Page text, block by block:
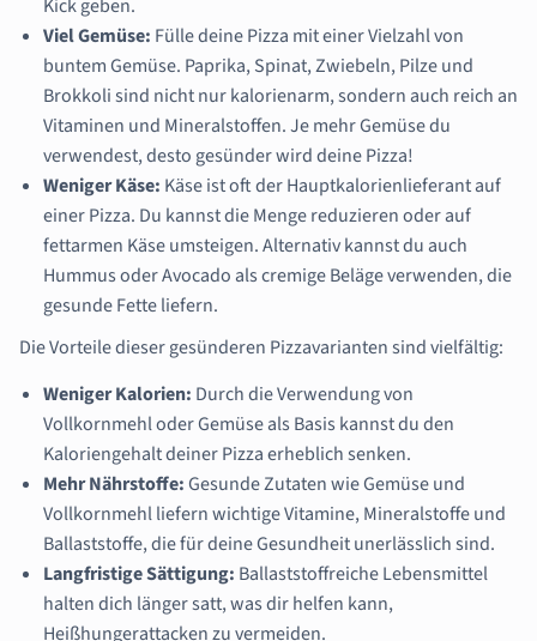
Kick geben.
Viel Gemüse: Fülle deine Pizza mit einer Vielzahl von
buntem Gemüse. Paprika, Spinat, Zwiebeln, Pilze und
Brokkoli sind nicht nur kalorienarm, sondern auch reich an
Vitaminen und Mineralstoffen. Je mehr Gemüse du
verwendest, desto gesünder wird deine Pizza!
Weniger Käse: Käse ist oft der Hauptkalorienlieferant auf
einer Pizza. Du kannst die Menge reduzieren oder auf
fettarmen Käse umsteigen. Alternativ kannst du auch
Hummus oder Avocado als cremige Beläge verwenden, die
gesunde Fette liefern.
Die Vorteile dieser gesünderen Pizzavarianten sind vielfältig:
Weniger Kalorien: Durch die Verwendung von
Vollkornmehl oder Gemüse als Basis kannst du den
Kaloriengehalt deiner Pizza erheblich senken.
Mehr Nährstoffe:Gesunde Zutaten wie Gemüse und
Vollkornmehl liefern wichtige Vitamine, Mineralstoffe und
Ballaststoffe, die für deine Gesundheit unerlässlich sind.
Langfristige Sättigung: Ballaststoffreiche Lebensmittel
halten dich länger satt, was dir helfen kann,
Heißhungerattacken zu vermeiden.